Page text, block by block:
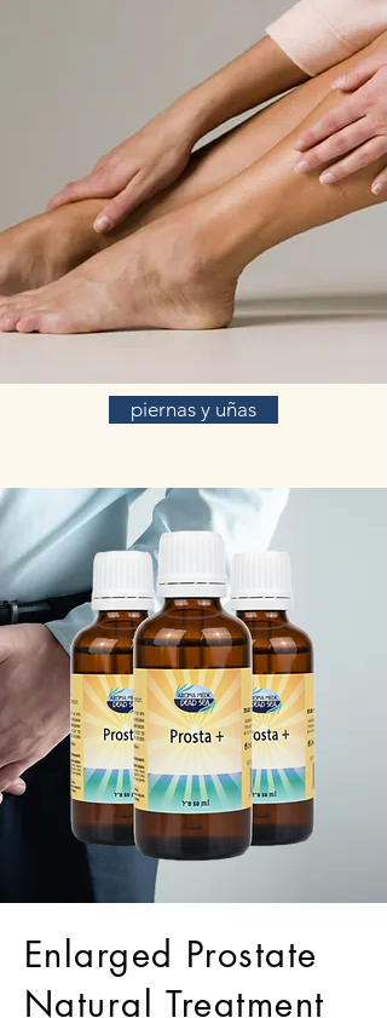
piernas y uñas
Enlarged Prostate
Natural Treatment